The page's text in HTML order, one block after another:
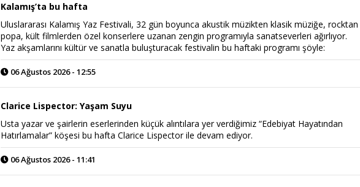
Kalamış’ta bu hafta
Uluslararası Kalamış Yaz Festivali, 32 gün boyunca akustik müzikten klasik müziğe, rocktan
popa, kült filmlerden özel konserlere uzanan zengin programıyla sanatseverleri ağırlıyor.
Yaz akşamlarını kültür ve sanatla buluşturacak festivalin bu haftaki programı şöyle:
06 Ağustos 2026 - 12:55
Clarice Lispector: Yaşam Suyu
Usta yazar ve şairlerin eserlerinden küçük alıntılara yer verdiğimiz “Edebiyat Hayatından
Hatırlamalar” köşesi bu hafta Clarice Lispector ile devam ediyor.
06 Ağustos 2026 - 11:41